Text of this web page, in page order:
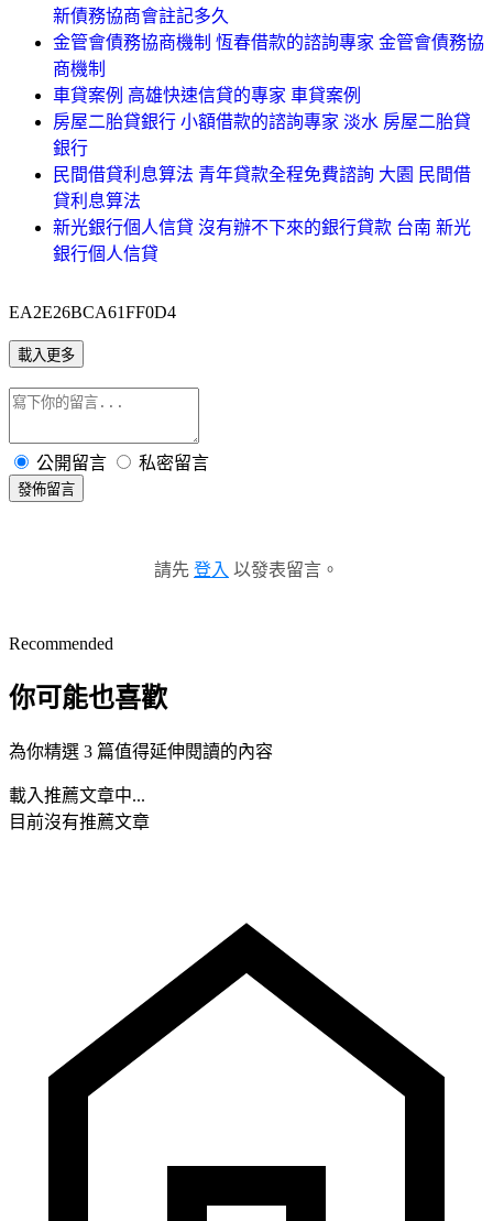
新債務協商會註記多久
金管會債務協商機制 恆春借款的諮詢專家 金管會債務協
商機制
車貸案例 高雄快速信貸的專家 車貸案例
房屋二胎貸銀行 小額借款的諮詢專家 淡水 房屋二胎貸
銀行
民間借貸利息算法 青年貸款全程免費諮詢 大園 民間借
貸利息算法
新光銀行個人信貸 沒有辦不下來的銀行貸款 台南 新光
銀行個人信貸
EA2E26BCA61FF0D4
載入更多
公開留言 私密留言
發佈留言
請先 登入 以發表留言。
Recommended
你可能也喜歡
為你精選 3 篇值得延伸閱讀的內容
載入推薦文章中...
目前沒有推薦文章